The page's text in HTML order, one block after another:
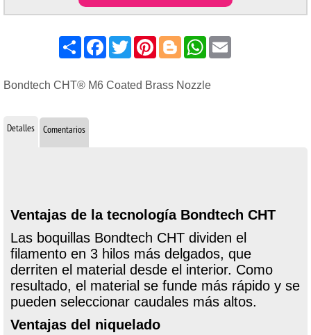
ShareFacebook
TwitterPinterest
BloggerWhatsApp
Bondtech CHT® M6 Coated Brass Nozzle
Detalles Comentarios
Ventajas de la tecnología Bondtech CHT
Las boquillas Bondtech CHT dividen el
filamento en 3 hilos más delgados, que
derriten el material desde el interior. Como
resultado, el material se funde más rápido y se
pueden seleccionar caudales más altos.
Ventajas del niquelado